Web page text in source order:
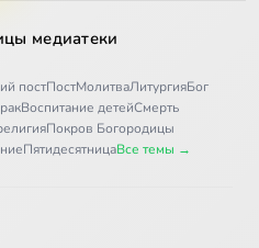
медиатеки
постПостМолитваЛитургияБог
Воспитание детейСмерть
Покров Богородицы
ПятидесятницаВсе темы →